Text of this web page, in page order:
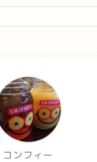
コンフィー